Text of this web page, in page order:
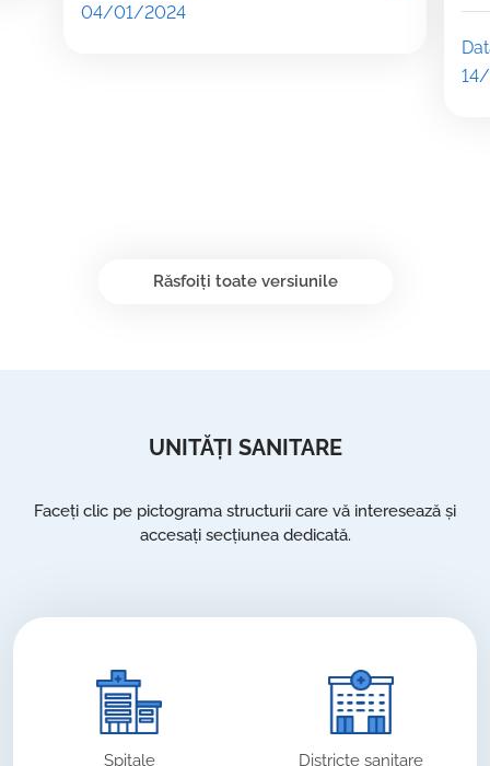
04/01/2024
Răsfoiți toate versiunile
UNITĂȚI SANITARE
Faceți clic pe pictograma structurii care vă interesează și
accesați secțiunea dedicată.
Spitale Districte sanitare